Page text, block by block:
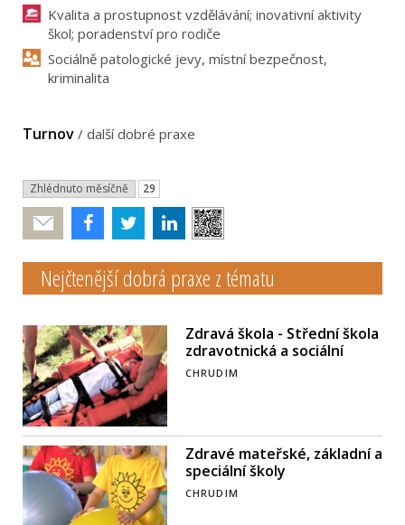
Kvalita a prostupnost vzdělávání; inovativní aktivity
škol; poradenství pro rodiče
Sociálně patologické jevy, místní bezpečnost,
kriminalita
Turnov / další dobré praxe
Zhlédnuto měsíčně 29
Poslat
Nejčtenější dobrá praxe z tématu
Zdravá škola - Střední škola
zdravotnická a sociální
CHRUDIM
Zdravé mateřské, základní a
speciální školy
CHRUDIM